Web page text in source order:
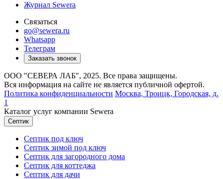
Журнал Sewera
Связаться
go@sewera.ru
Whatsapp
Телеграм
Заказать звонок
ООО "СЕВЕРА ЛАБ", 2025. Все права защищены.
Вся информация на сайте не является публичной офертой.
Политика конфиденциальности Москва, Троицк, Городская, д.
1
Каталог услуг компании Sewera
Септик
Септик под ключ
Септик зимой под ключ
Септик для загородного дома
Септик для коттеджа
Септик для дачи